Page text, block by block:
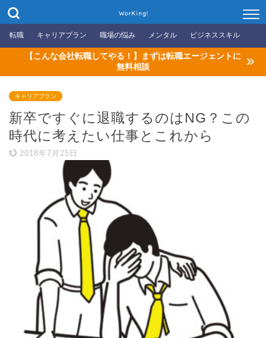
WorKing!
転職 キャリアプラン 職場の悩み メンタル ビジネススキル
【こんな会社転職してやる！】まずは転職エージェントに
無料相談
キャリアプラン
新卒ですぐに退職するのはNG？この
時代に考えたい仕事とこれから
2018年7月25日